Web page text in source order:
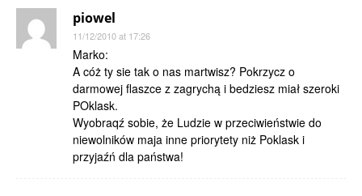
piowel
11/12/2010 at 17:26
Marko:
A cóż ty sie tak o nas martwisz? Pokrzycz o
darmowej flaszce z zagrychą i bedziesz miał szeroki
POklask.
Wyobraqź sobie, że Ludzie w przeciwieństwie do
niewolników maja inne priorytety niż Poklask i
przyjaźń dla państwa!